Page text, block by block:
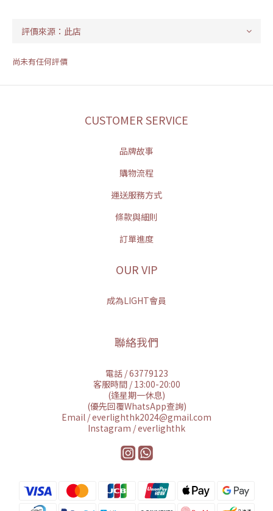
尚未有任何評價
CUSTOMER SERVICE
品牌故事
購物流程
運送服務方式
條款與細則
訂單進度
OUR VIP
成為LIGHT會員
聯絡我們
電話 / 63779123
客服時間 / 13:00-20:00
(逢星期一休息)
(優先回覆WhatsApp查詢)
Email / everlighthk2024@gmail.com
Instagram / everlighthk